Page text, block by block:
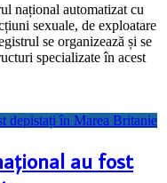
național automatizat cu
sexuale, de exploatare
se organizează și se
specializate în acest
au fost